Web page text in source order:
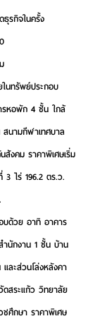
รกิจในครั้ง
นทรัพย์ประกอบ
หอพัก 4 ชั้น ใกล้
สนามกีฬาเทศบาล
สังคม ราคาพิเศษเริ่ม
3 ไร่ 196.2 ตร.ว.
ด้วย อาทิ อาคาร
นักงาน 1 ชั้น บ้าน
ละส่วนโล่งหลังคา
ดสระแก้ว วิทยาลัย
ชศึกษา ราคาพิเศษ